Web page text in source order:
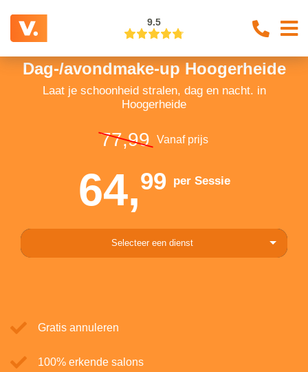
9.5
Dag-/avondmake-up Hoogerheide
Laat je schoonheid stralen, dag en nacht. in
Hoogerheide
77,99 Vanaf prijs
64,99per Sessie
Selecteer een dienst
Gratis annuleren
100% erkende salons